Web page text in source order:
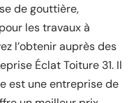
de gouttière,
les travaux à
l’obtenir auprès des
Éclat Toiture 31. Il
est une entreprise de